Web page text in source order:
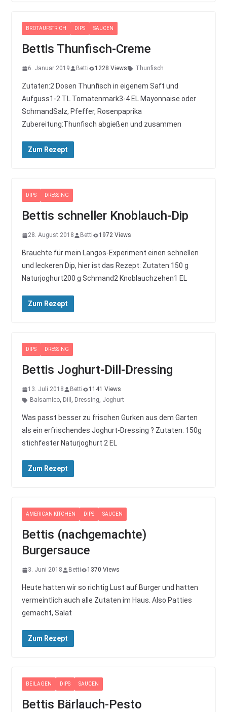
BROTAUFSTRICH DIPS SAUCEN
Bettis Thunfisch-Creme
6. Januar 2019 Betti 1228 Views Thunfisch
Zutaten:2 Dosen Thunfisch in eigenem Saft und
Aufguss1-2 TL Tomatenmark3-4 EL Mayonnaise oder
SchmandSalz, Pfeffer, Rosenpaprika
Zubereitung:Thunfisch abgießen und zusammen
Zum Rezept
DIPS DRESSING
Bettis schneller Knoblauch-Dip
28. August 2018 Betti 1972 Views
Brauchte für mein Langos-Experiment einen schnellen
und leckeren Dip, hier ist das Rezept: Zutaten:150 g
Naturjoghurt200 g Schmand2 Knoblauchzehen1 EL
Zum Rezept
DIPS DRESSING
Bettis Joghurt-Dill-Dressing
13. Juli 2018 Betti
1141 Views
Balsamico, Dill , Dressing, Joghurt
Was passt besser zu frischen Gurken aus dem Garten
als ein erfrischendes Joghurt-Dressing ? Zutaten: 150g
stichfester Naturjoghurt 2 EL
Zum Rezept
AMERICAN KITCHEN DIPS SAUCEN
Bettis (nachgemachte)
Burgersauce
3. Juni 2018 Betti 1370 Views
Heute hatten wir so richtig Lust auf Burger und hatten
vermeintlich auch alle Zutaten im Haus. Also Patties
gemacht, Salat
Zum Rezept
BEILAGEN DIPS SAUCEN
Bettis Bärlauch-Pesto